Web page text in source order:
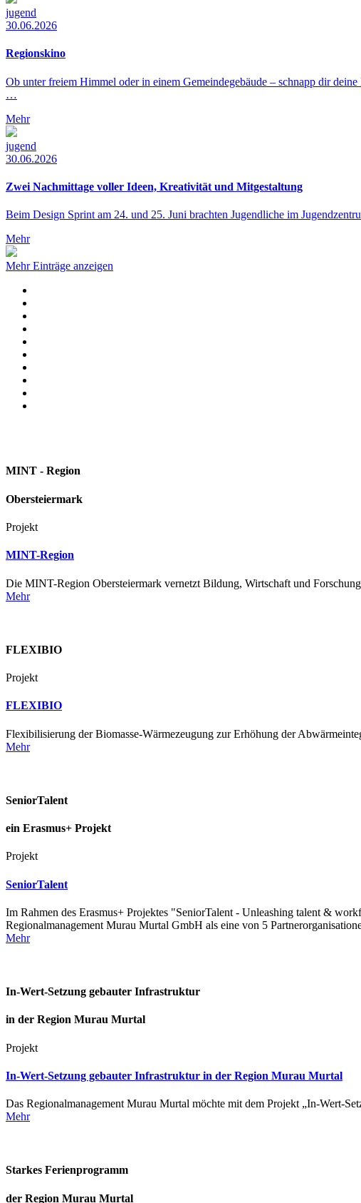
jugend
30.06.2026
Regionskino
Ob unter freiem Himmel oder in einem Gemeindegebäude – schnapp dir
…
Mehr
jugend
30.06.2026
Zwei Nachmittage voller Ideen, Kreativität und Mitgestaltung
Beim Design Sprint am 24. und 25. Juni brachten Jugendliche im
Mehr
Mehr Einträge anzeigen
MINT - Region
Obersteiermark
Projekt
MINT-Region
Die MINT-Region Obersteiermark vernetzt Bildung, Wirtschaft und
Mehr
FLEXIBIO
Projekt
FLEXIBIO
Flexibilisierung der Biomasse-Wärmezeugung zur Erhöhung der
Mehr
SeniorTalent
ein Erasmus+ Projekt
Projekt
SeniorTalent
Im Rahmen des Erasmus+ Projektes "SeniorTalent - Unleashing talent &
Regionalmanagement Murau Murtal GmbH als eine von 5
Mehr
In-Wert-Setzung gebauter Infrastruktur
in der Region Murau Murtal
Projekt
In-Wert-Setzung gebauter Infrastruktur in der Region Murau Murtal
Das Regionalmanagement Murau Murtal möchte mit dem Projekt „In-Wert-
Mehr
Starkes Ferienprogramm
der Region Murau Murtal